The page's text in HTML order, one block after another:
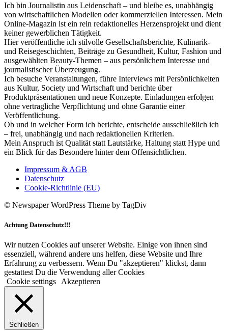
Ich bin Journalistin aus Leidenschaft – und bleibe es, unabhängig
von wirtschaftlichen Modellen oder kommerziellen Interessen. Mein
Online-Magazin ist ein rein redaktionelles Herzensprojekt und dient
keiner gewerblichen Tätigkeit.
Hier veröffentliche ich stilvolle Gesellschaftsberichte, Kulinarik-
und Reisegeschichten, Beiträge zu Gesundheit, Kultur, Fashion und
ausgewählten Beauty-Themen – aus persönlichem Interesse und
journalistischer Überzeugung.
Ich besuche Veranstaltungen, führe Interviews mit Persönlichkeiten
aus Kultur, Society und Wirtschaft und berichte über
Produktpräsentationen und neue Konzepte. Einladungen erfolgen
ohne vertragliche Verpflichtung und ohne Garantie einer
Veröffentlichung.
Ob und in welcher Form ich berichte, entscheide ausschließlich ich
– frei, unabhängig und nach redaktionellen Kriterien.
Mein Anspruch ist Qualität statt Lautstärke, Haltung statt Hype und
ein Blick für das Besondere hinter dem Offensichtlichen.
Impressum & AGB
Datenschutz
Cookie-Richtlinie (EU)
© Newspaper WordPress Theme by TagDiv
Achtung Datenschutz!!!
Wir nutzen Cookies auf unserer Website. Einige von ihnen sind
essenziell, während andere uns helfen, diese Website und Ihre
Erfahrung zu verbessern. Wenn Du "akzeptieren" klickst, dann
gestattest Du die Verwendung aller Cookies
Cookie settings
Akzeptieren
Schließen